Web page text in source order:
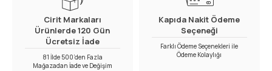
Cirit Markaları
Ürünlerde 120 Gün
Ücretsiz İade
81 İlde 500’den Fazla
Mağazadan İade ve Değişim
Kapıda Nakit Ödeme
Seçeneği
Farklı Ödeme Seçenekleri ile
Ödeme Kolaylığı